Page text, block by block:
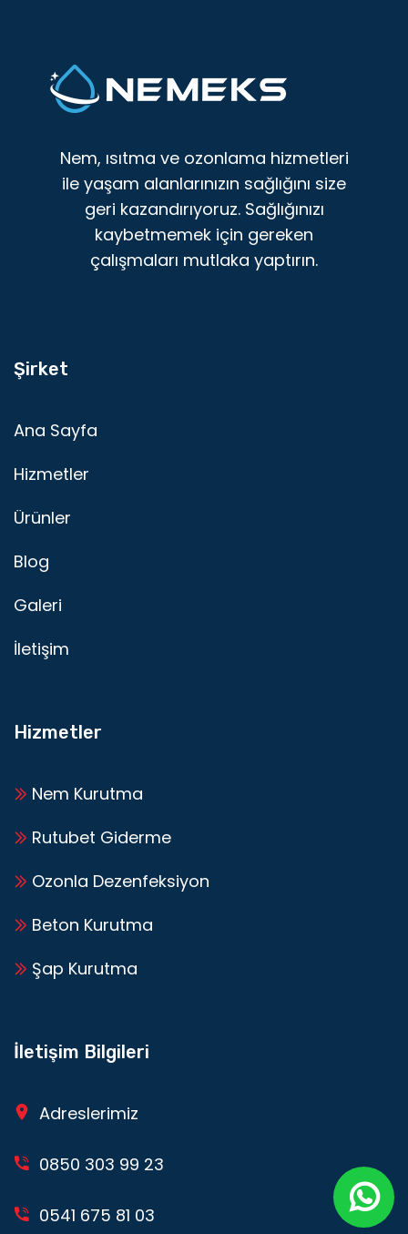
Nem, ısıtma ve ozonlama hizmetleri
ile yaşam alanlarınızın sağlığını size
geri kazandırıyoruz. Sağlığınızı
kaybetmemek için gereken
çalışmaları mutlaka yaptırın.
Şirket
Ana Sayfa
Hizmetler
Ürünler
Blog
Galeri
İletişim
Hizmetler
Nem Kurutma
Rutubet Giderme
Ozonla Dezenfeksiyon
Beton Kurutma
Şap Kurutma
İletişim Bilgileri
Adreslerimiz
0850 303 99 23
0541 675 81 03